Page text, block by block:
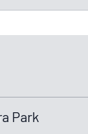
Park